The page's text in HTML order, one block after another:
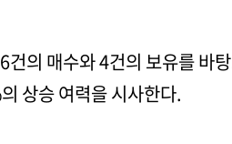
의 매수와 4건의 보유를 바
상승 여력을 시사한다.